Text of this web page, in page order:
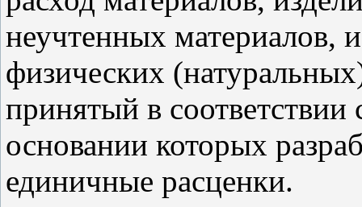
неучтенных материалов,
физических
принятый в
основании которых
единичные расценки.